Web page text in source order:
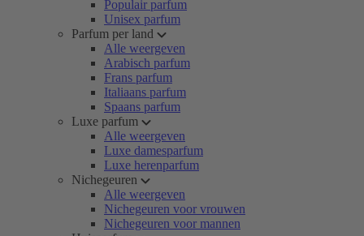
Populair parfum
Unisex parfum
Parfum per land
Alle weergeven
Arabisch parfum
Frans parfum
Italiaans parfum
Spaans parfum
Luxe parfum
Alle weergeven
Luxe damesparfum
Luxe herenparfum
Nichegeuren
Alle weergeven
Nichegeuren voor vrouwen
Nichegeuren voor mannen